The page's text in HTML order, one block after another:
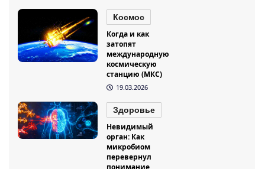
Космос
Когда и как
затопят
международную
космическую
станцию (МКС)
19.03.2026
Здоровье
Невидимый
орган: Как
микробиом
перевернул